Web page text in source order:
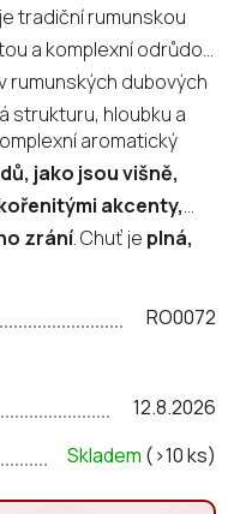
tradiční rumunskou
a komplexní odrůdou
rumunských dubových
strukturu, hloubku a
aromatický
jako jsou višně,
akcenty,
zrání.Chuť je plná,
a
pro milovníky
Skladem (>10 ks)
12.8.2026
RO0072